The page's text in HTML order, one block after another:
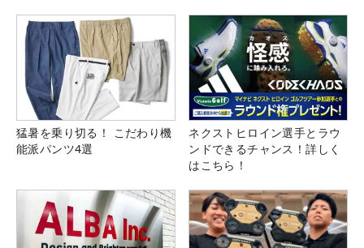
猛暑を乗り切る！ こだわり機
能派パンツ4選
ネクストヒロイン選手とラウ
ンドできるチャンス！詳しく
はこちら！